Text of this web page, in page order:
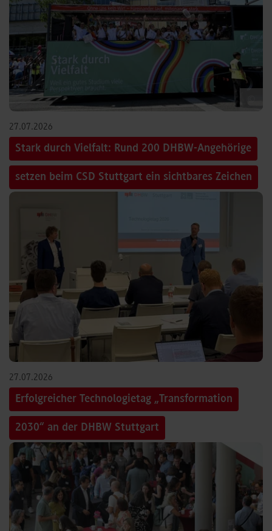
27.07.2026
Stark durch Vielfalt: Rund 200 DHBW-Angehörige
setzen beim CSD Stuttgart ein sichtbares Zeichen
27.07.2026
Erfolgreicher Technologietag „Transformation
2030“ an der DHBW Stuttgart